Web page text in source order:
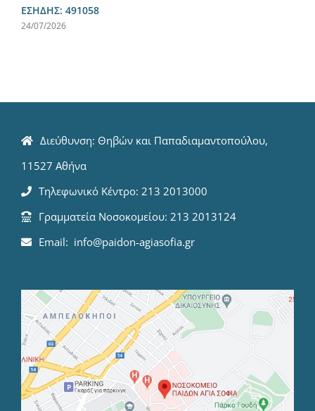
ΕΣΗΔΗΣ: 491058
24/07/2026
Διεύθυνση: Θηβών και Παπαδιαμαντοπούλου,
11527 Αθήνα
Τηλεφωνικό Κέντρο: 213 2013000
Γραμματεία Νοσοκομείου: 213 2013124
Email: info@paidon-agiasofia.gr